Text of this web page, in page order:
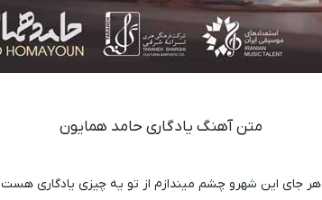
متن آهنگ یادگاری حامد همایون
هر جای این شهرو چشم میندازم از تو یه چیزی یادگاری هست